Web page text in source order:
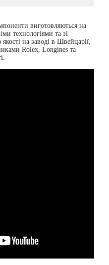
виготовляються на
технологіями та зі
на заводі в Швейцарії,
Rolex, Longines та